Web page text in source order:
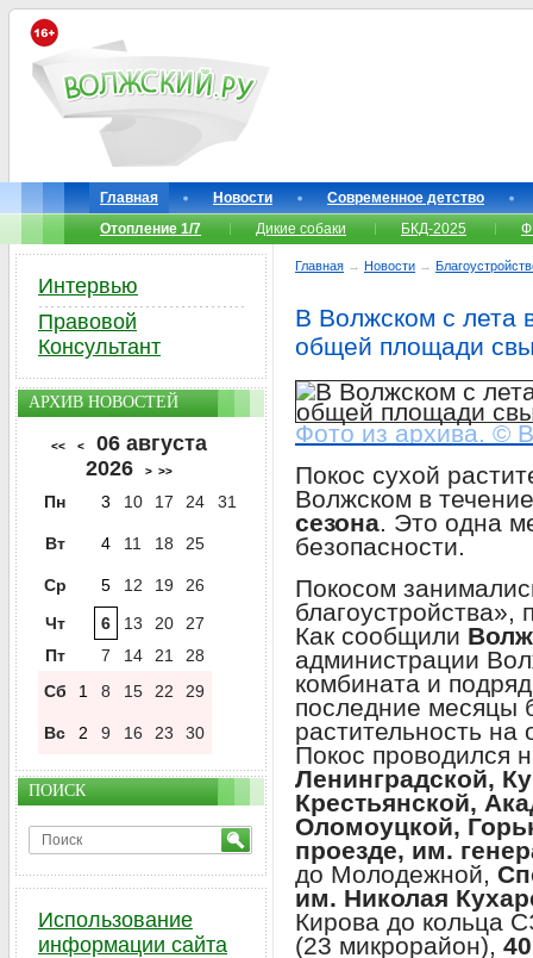
Главная Новости
Современное детство
Отопление 1/7
Дикие собаки БКД-2025
Главная → Новости →
В Волжском с лета
общей площади
Фото из архива. ©
Покос сухой
Волжском в
сезона. Это одна
безопасности.
Покосом
Как сообщили
администрации
комбината и
последние месяцы
растительность
Покос проводился
Ленинградской,
Крестьянской,
Оломоуцкой,
проезде, им.
до Молодежной,
им. Николая
Кирова до кольца
(23 микрорайон),
Интервью
Правовой
Консультант
АРХИВ НОВОСТЕЙ
<< <
06 августа
2026
> >>
Пн 3 10 17 24 31
Вт 4 11 18 25
Ср 5 12 19
26
Чт
6 13 20
27
Пт
7 14 21
28
Сб
1 8 15 22 29
Вс 2 9 16 23 30
ПОИСК
Использование
информации сайта